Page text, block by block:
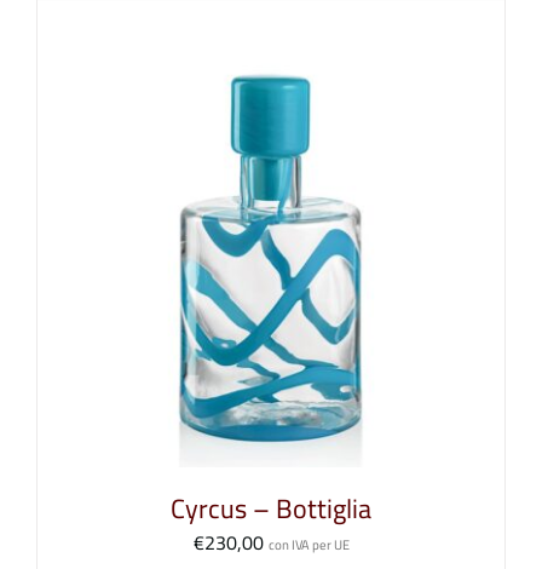
Cyrcus – Bottiglia
€230,00 con IVA per UE